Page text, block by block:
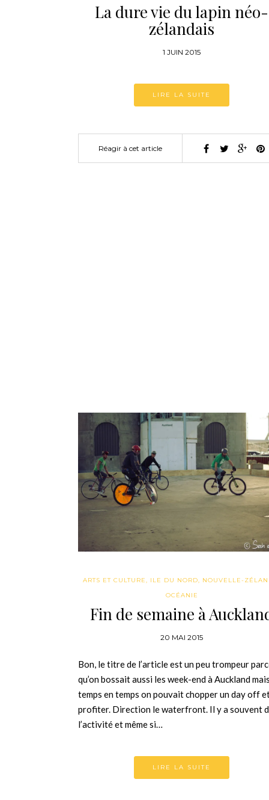
La dure vie du lapin néo-
zélandais
1 JUIN 2015
LIRE LA SUITE
Réagir à cet article
ARTS ET CULTURE, ILE DU NORD, NOUVELLE-
OCÉANIE
Fin de semaine à
20 MAI 2015
Bon, le titre de l’article est un peu trompeur
qu’on bossait aussi les week-end à Auckland
temps en temps on pouvait chopper un day off
profiter. Direction le waterfront. Il y a souvent
l’activité et même si…
LIRE LA SUITE